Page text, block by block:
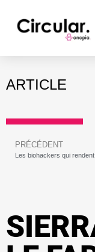
ARTICLE
PRÉCÉDENT